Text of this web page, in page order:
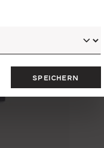
SPEICHERN